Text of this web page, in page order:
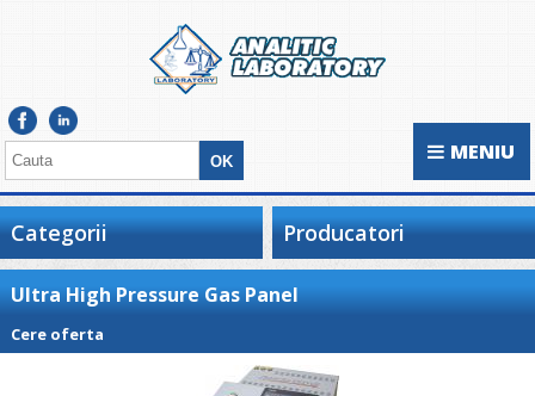
MENIU
Categorii Producatori
Ultra High Pressure Gas Panel
Cere oferta